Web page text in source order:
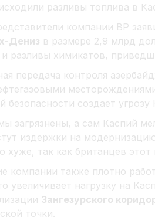
разливы топлива в
компании BP
Дениз в размере 2,9 млрд
разливы химикатов,
передача контроля
безопасности создает
загрязнены, а сам Каспий
издержки на
хуже, так как британцев
компании также плотно
увеличивает нагрузку на
Зангезурского
точки.